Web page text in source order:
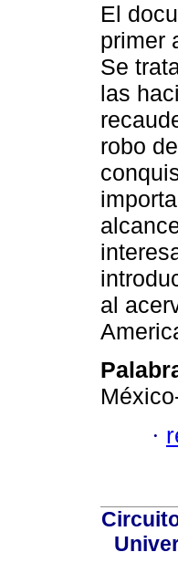
El
primer
Se
las
robo
al
·